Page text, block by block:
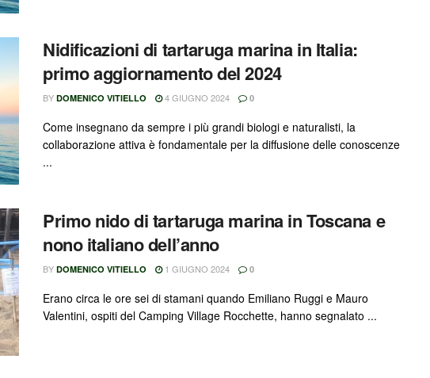
Nidificazioni di tartaruga marina in Italia:
primo aggiornamento del 2024
BY DOMENICO VITIELLO 4 GIUGNO 2024 0
Come insegnano da sempre i più grandi biologi e naturalisti, la
collaborazione attiva è fondamentale per la diffusione delle conoscenze
...
Primo nido di tartaruga marina in Toscana e
nono italiano dell’anno
BY DOMENICO VITIELLO 1 GIUGNO 2024 0
Erano circa le ore sei di stamani quando Emiliano Ruggi e Mauro
Valentini, ospiti del Camping Village Rocchette, hanno segnalato ...